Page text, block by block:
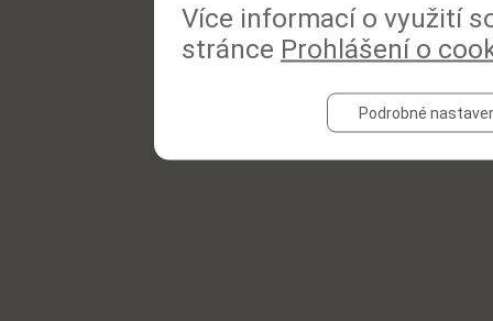
Více informací o využití
stránce Prohlášení o
Podrobné